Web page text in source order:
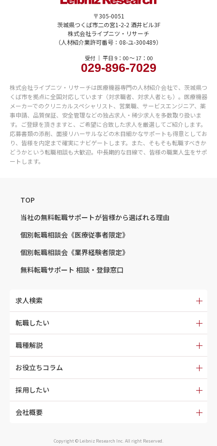
〒305-0051
茨城県つくば市二の宮1-2-2 酒井ビル3F
株式会社ライプニツ・リサーチ
（人材紹介業許可番号：08-ユ-300489）
受付 ｜ 平日 9：00 〜 17：00
029-896-7029
株式会社ライプニツ・リサーチは医療機器専門の人材紹介会社で、茨城県つ
くば市を拠点に全国対応しています（対求職者、対求人者とも）。医療機器
メーカーでのクリニカルスペシャリスト、営業職、サービスエンジニア、薬
事申請、品質保証、安全管理などの独占求人・稀少求人を多数取り扱いま
す。ご登録を頂きますと、ご希望に合致した求人を厳選してご紹介します。
応募書類の添削、面接リハーサルなどの木目細かなサポートも得意としてお
り、皆様を内定まで確実にナビゲートします。また、そもそも転職すべきか
どうかという転職相談も大歓迎。中長期的な目線で、皆様の職業人生をサポ
ートします。
TOP
当社の無料転職サポートが皆様から選ばれる理由
個別転職相談会 《医療従事者限定》
個別転職相談会 《業界経験者限定》
無料転職サポート 相談・登録窓口
求人検索
転職したい
職種解説
お役立ちコラム
採用したい
会社概要
Copyright © Leibniz Research Inc. All right Reserved.